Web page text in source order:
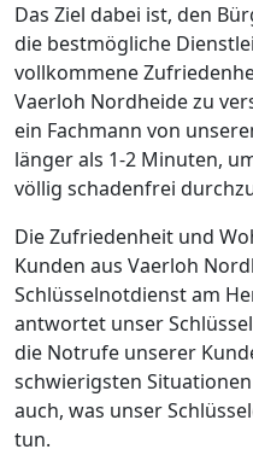
Das Ziel dabei ist, den
die bestmögliche
vollkommene
Vaerloh Nordheide zu
ein Fachmann von
länger als 1-2 Minuten,
völlig schadenfrei
Die Zufriedenheit und
Kunden aus Vaerloh
Schlüsselnotdienst am
antwortet unser
die Notrufe unserer
schwierigsten
auch, was unser
tun.